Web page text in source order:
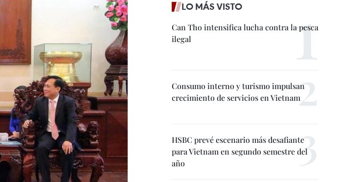
LO MÁS VISTO
Can Tho intensifica lucha contra la pesca
ilegal
Consumo interno y turismo impulsan
crecimiento de servicios en Vietnam
HSBC prevé escenario más desafiante
para Vietnam en segundo semestre del
año